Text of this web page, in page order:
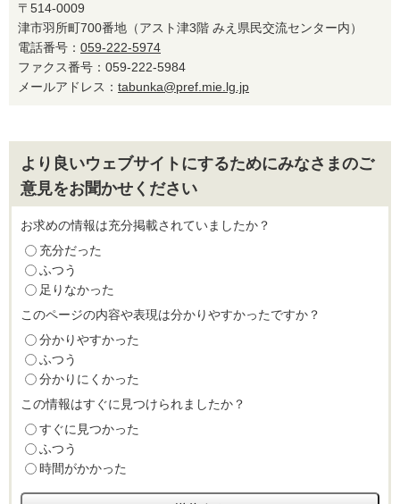
〒514-0009
津市羽所町700番地（アスト津3階 みえ県民交流センター内）
電話番号： 059-222-5974
ファクス番号：059-222-5984
メールアドレス： tabunka@pref.mie.lg.jp
より良いウェブサイトにするためにみなさまのご
意見をお聞かせください
お求めの情報は充分掲載されていましたか？
充分だった
ふつう
足りなかった
このページの内容や表現は分かりやすかったですか？
分かりやすかった
ふつう
分かりにくかった
この情報はすぐに見つけられましたか？
すぐに見つかった
ふつう
時間がかかった